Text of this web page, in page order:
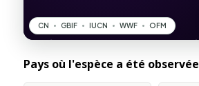
Pays où l'espèce a été observée